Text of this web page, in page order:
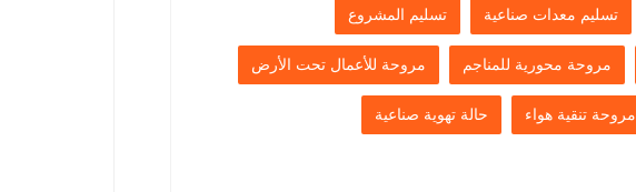
تسليم معدات صناعية تسليم المشروع
مروحة محورية للمناجم مروحة للأعمال تحت الأرض
مروحة تنقية هواء حالة تهوية صناعية